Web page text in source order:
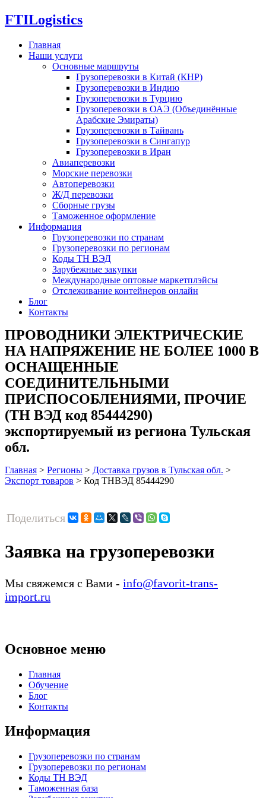
FTILogistics
Главная
Наши услуги
Основные маршруты
Грузоперевозки в Китай (КНР)
Грузоперевозки в Индию
Грузоперевозки в Турцию
Грузоперевозки в ОАЭ (Объединённые
Арабские Эмираты)
Грузоперевозки в Тайвань
Грузоперевозки в Сингапур
Грузоперевозки в Иран
Авиаперевозки
Морские перевозки
Автоперевозки
Ж/Д перевозки
Сборные грузы
Таможенное оформление
Информация
Грузоперевозки по странам
Грузоперевозки по регионам
Коды ТН ВЭД
Зарубежные закупки
Международные оптовые маркетплэйсы
Отслеживание контейнеров онлайн
Блог
Контакты
ПРОВОДНИКИ ЭЛЕКТРИЧЕСКИЕ
НА НАПРЯЖЕНИЕ НЕ БОЛЕЕ 1000 В
ОСНАЩЕННЫЕ
СОЕДИНИТЕЛЬНЫМИ
ПРИСПОСОБЛЕНИЯМИ, ПРОЧИЕ
(ТН ВЭД код 85444290)
экспортируемый из региона Тульская
обл.
Главная > Регионы > Доставка грузов в Тульская обл. >
Экспорт товаров > Код ТНВЭД 85444290
Поделиться
Заявка на грузоперевозки
Мы свяжемся с Вами - info@favorit-trans-
import.ru
Основное меню
Главная
Обучение
Блог
Контакты
Информация
Грузоперевозки по странам
Грузоперевозки по регионам
Коды ТН ВЭД
Таможенная база